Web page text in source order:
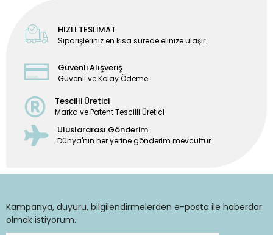
HIZLI TESLİMAT
Siparişleriniz en kısa sürede elinize ulaşır.
Güvenli Alışveriş
Güvenli ve Kolay Ödeme
Tescilli Üretici
Marka ve Patent Tescilli Üretici
Uluslararası Gönderim
Dünya'nın her yerine gönderim mevcuttur.
Kampanya, duyuru, bilgilendirmelerden e-posta ile haberdar
olmak istiyorum.